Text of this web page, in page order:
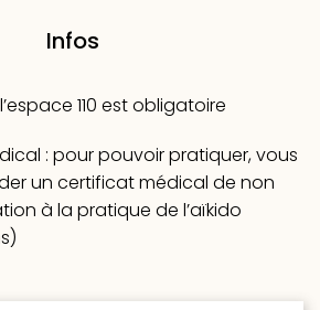
Infos
110 est obligatoire
: pour pouvoir pratiquer, vous
un certificat médical de non
à la pratique de l’aïkido